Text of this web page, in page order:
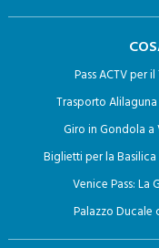
Pass ACTV per
Trasporto
Giro in Gondola
Biglietti per la Basilica
Venice Pass:
Palazzo Ducale